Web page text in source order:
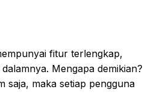
fitur terlengkap,
Mengapa demikian?
saja, maka setiap pengguna